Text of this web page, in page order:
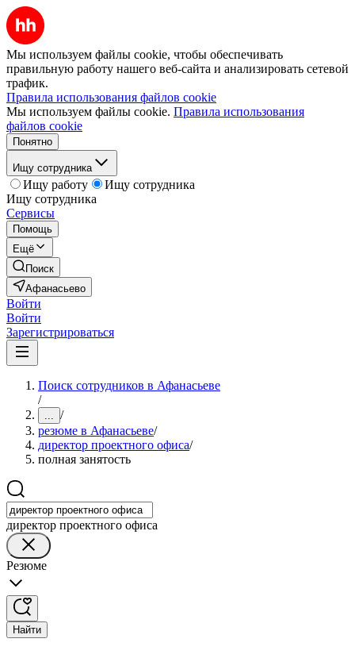
Мы используем файлы cookie, чтобы обеспечивать
правильную работу нашего веб-сайта и анализировать сетевой
трафик.
Правила использования файлов cookie
Мы используем файлы cookie. Правила использования
файлов cookie
Понятно
Ищу сотрудника
Ищу работу
Ищу сотрудника
Ищу сотрудника
Сервисы
Помощь
Ещё
Поиск
Афанасьево
Войти
Войти
Зарегистрироваться
Поиск сотрудников в Афанасьеве
/
... /
резюме в Афанасьеве/
директор проектного офиса/
полная занятость
директор проектного офиса
Резюме
Найти